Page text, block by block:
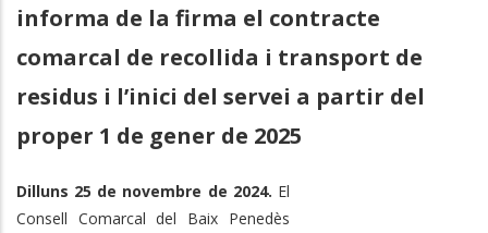
informa de la firma el contracte
comarcal de recollida i transport de
residus i l’inici del servei a partir del
proper 1 de gener de 2025
Dilluns 25 de novembre de 2024. El
Consell Comarcal del Baix Penedès